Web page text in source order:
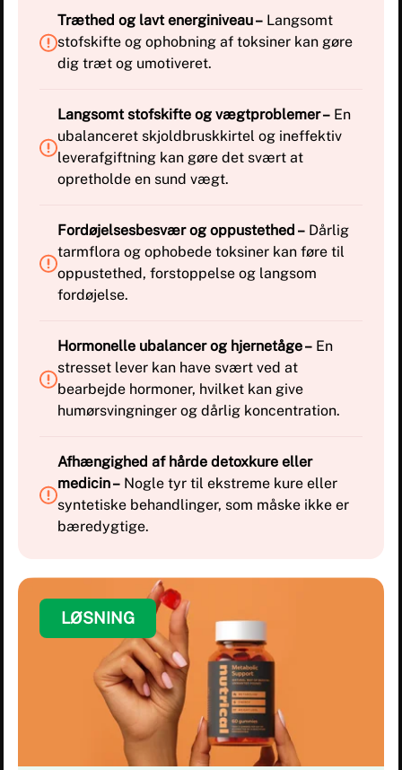
Træthed og lavt energiniveau – Langsomt
stofskifte og ophobning af toksiner kan gøre
dig træt og umotiveret.
Langsomt stofskifte og vægtproblemer – En
ubalanceret skjoldbruskkirtel og ineffektiv
leverafgiftning kan gøre det svært at
opretholde en sund vægt.
Fordøjelsesbesvær og oppustethed – Dårlig
tarmflora og ophobede toksiner kan føre til
oppustethed, forstoppelse og langsom
fordøjelse.
Hormonelle ubalancer og hjernetåge – En
stresset lever kan have svært ved at
bearbejde hormoner, hvilket kan give
humørsvingninger og dårlig koncentration.
Afhængighed af hårde detoxkure eller
medicin – Nogle tyr til ekstreme kure eller
syntetiske behandlinger, som måske ikke er
bæredygtige.
LØSNING